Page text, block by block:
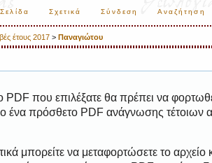
Σχετικά Σύνδεση Αναζήτηση
έτους 2017 >Παναγιώτου
PDF που επιλέξατε θα πρέπει να
ένα πρόσθετο PDF ανάγνωσης
μπορείτε να μεταφορτώσετε το